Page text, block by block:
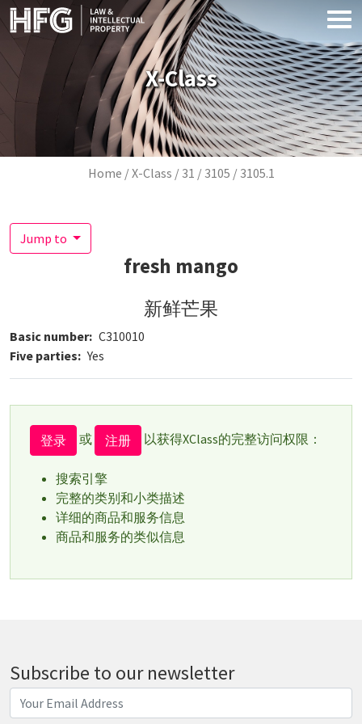
Skip to main content
X-Class
Breadcrumb
Home X-Class 31 3105 3105.1
Jump to
fresh mango
新鲜芒果
Basic number C310010
Five parties
Yes
登录 或 注册 以获得XClass的完整访问权限：
搜索引擎
完整的类别和小类描述
详细的商品和服务信息
商品和服务的类似信息
Subscribe to our newsletter